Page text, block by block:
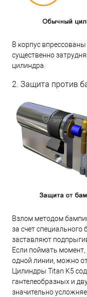
В корпус
существенно
цилиндра.
2. Защита против
Взлом методом
за счет
заставляют
Если поймать
одной линии, можно
Цилиндры Titan K5
гантелеобразных и
значительно